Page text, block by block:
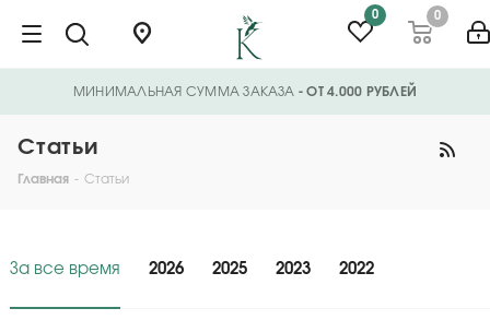
0 0
МИНИМАЛЬНАЯ СУММА ЗАКАЗА - ОТ 4.000 РУБЛЕЙ
Статьи
Главная - Статьи
За все время 2026 2025 2023 2022